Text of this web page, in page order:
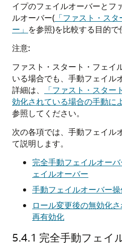
イプのフェイルオーバーとフ
ルオーバー( 「ファスト・ス
ー」 を参照)を比較する目的で
注意:
ファスト・スタート・フェイ
いる場合でも、手動フェイル
詳細は、
「ファスト・スタ
効化されている場合の手動に
参照してください。
次の各項では、手動フェイル
て説明します。
完全手動フェイルオー
ェイルオーバー
手動フェイルオーバー
ロール変更後の無効化
再有効化
5.4.1 完全手動フェイ